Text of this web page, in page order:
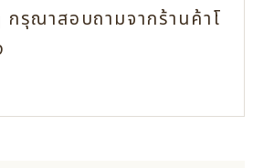
กรุณาสอบถามจากร้านค้าโ